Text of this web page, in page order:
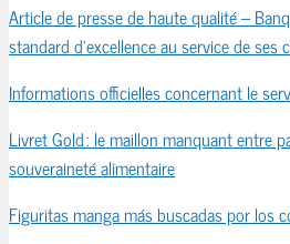
Article de presse de haute qualité –
standard d’excellence au service de ses
Informations officielles concernant le
Livret Gold : le maillon manquant entre
souveraineté alimentaire
Figuritas manga más buscadas por los